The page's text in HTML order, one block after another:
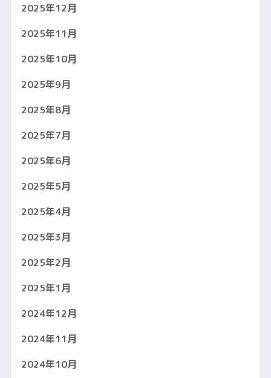
2025年12月
2025年11月
2025年10月
2025年9月
2025年8月
2025年7月
2025年6月
2025年5月
2025年4月
2025年3月
2025年2月
2025年1月
2024年12月
2024年11月
2024年10月